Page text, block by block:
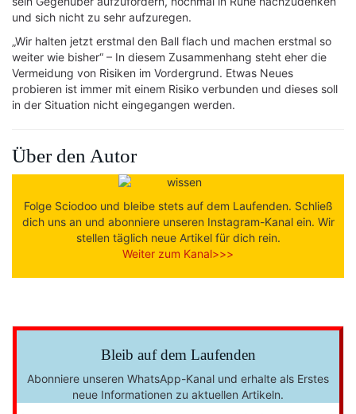
und sich nicht zu sehr aufzuregen.
„Wir halten jetzt erstmal den Ball flach und machen erstmal so
weiter wie bisher“ – In diesem Zusammenhang steht eher die
Vermeidung von Risiken im Vordergrund. Etwas Neues
probieren ist immer mit einem Risiko verbunden und dieses soll
in der Situation nicht eingegangen werden.
Über den Autor
Folge Sciodoo und bleibe stets auf dem Laufenden. Schließ
dich uns an und abonniere unseren Instagram-Kanal ein. Wir
stellen täglich neue Artikel für dich rein.
Weiter zum Kanal>>>
Bleib auf dem Laufenden
Abonniere unseren WhatsApp-Kanal und erhalte als Erstes
neue Informationen zu aktuellen Artikeln.